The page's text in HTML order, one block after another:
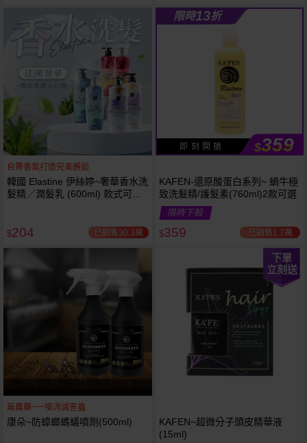
自帶香氣打造完美邂逅
韓國 Elastine 伊絲婷~奢華香水洗
髮精／潤髮乳 (600ml) 款式可選
$204 已銷售30.3萬
限時13折
即 刻 開 搶 $359
KAFEN-還原酸蛋白系列~ 蝸牛極
致洗髮精/護髮素(760ml)2款可選
限時下殺
$359 已銷售1.7萬
無農藥~一噴消滅害蟲
康朵~防蟑螂螞蟻噴劑(500ml)
下單
立刻送
KAFEN~超微分子頭皮精華液
(15ml)